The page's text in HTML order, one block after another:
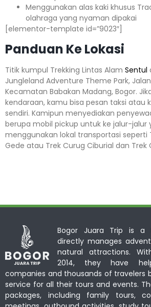
Menggunakan alas kaki khusus
olahraga yang nyaman dipakai
[elementor-template id=”9023″]
Panduan Ke Lokasi
Titik kumpul Trekking Lintas Alam Sentul
Jungleland Adventure Theme Park,
Kecamatan Babakan Madang, Bogor.
kendaraan, kamu bisa pesan taksi atau
sendiri. Kamipun menyediakan
berupa mobil pickup untuk ke jalur-jalur
menggunakan lokal transportasi seperti
Gede atau Trek Curug Ciburial dan Trek
Bogor Juara Trip is a
directly manages
natural attractions.
2014, they have
companies and thousands of travelers
service for all their tours and events.
packages, including family tours,